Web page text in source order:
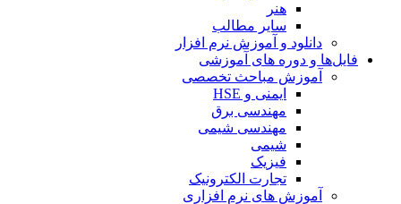
هنر
سایر مطالب
دانلود و آموزش نرم افزار
فایل‌ها و دوره های آموزشی
آموزش مباحث تخصصی
ایمنی و HSE
مهندسی برق
مهندسی شیمی
شیمی
فیزیک
تجارت الکترونیک
آموزش های نرم افزاری